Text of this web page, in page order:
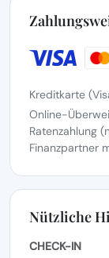
Kreditkarte
Online-
Ratenzahlung
Finanzpartner
Nützliche
CHECK-IN